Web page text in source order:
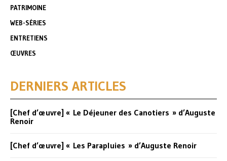
PATRIMOINE
WEB-SÉRIES
ENTRETIENS
ŒUVRES
DERNIERS ARTICLES
[Chef d’œuvre] « Le Déjeuner des Canotiers » d’Auguste
Renoir
[Chef d’œuvre] « Les Parapluies » d’Auguste Renoir